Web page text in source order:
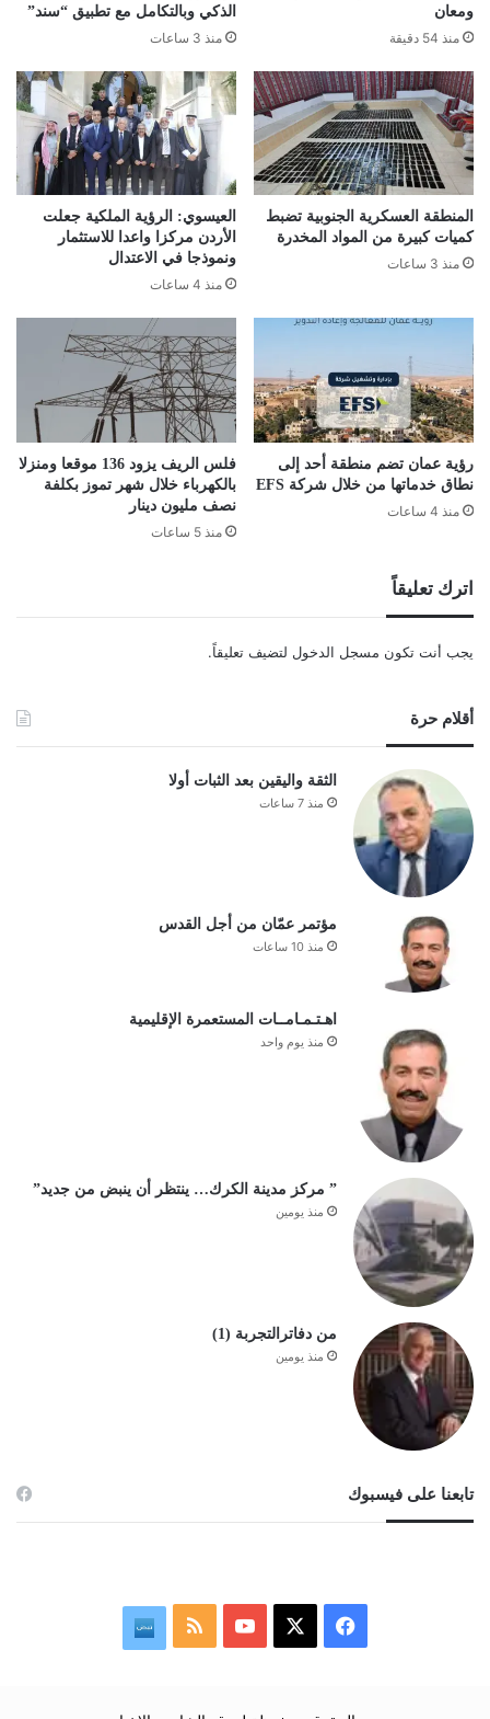
ومعان
منذ 54 دقيقة
الذكي وبالتكامل مع تطبيق “سند”
منذ 3 ساعات
المنطقة العسكرية الجنوبية تضبط
كميات كبيرة من المواد المخدرة
منذ 3 ساعات
العيسوي: الرؤية الملكية جعلت
الأردن مركزا واعدا للاستثمار
ونموذجا في الاعتدال
منذ 4 ساعات
رؤية عمان تضم منطقة أحد إلى
نطاق خدماتها من خلال شركة EFS
منذ 4 ساعات
فلس الريف يزود 136 موقعا ومنزلا
بالكهرباء خلال شهر تموز بكلفة
نصف مليون دينار
منذ 5 ساعات
اترك تعليقاً
يجب أنت تكون مسجل الدخول لتضيف تعليقاً.
أقلام حرة
الثقة واليقين بعد الثبات أولا
منذ 7 ساعات
مؤتمر عمّان من أجل القدس
منذ 10 ساعات
اهـتـمـامــات المستعمرة الإقليمية
منذ يوم واحد
” مركز مدينة الكرك… ينتظر أن ينبض من جديد”
منذ يومين
من دفاترالتجربة (1)
منذ يومين
تابعنا على فيسبوك
فيسبوك ‫YouTubeملخص
RSS